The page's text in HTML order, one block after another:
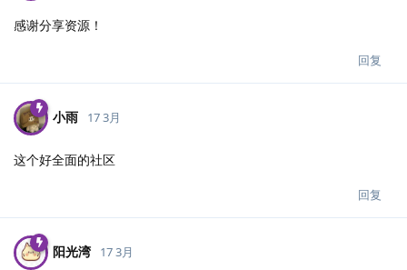
感谢分享资源！
回复
小雨 17 3月
这个好全面的社区
回复
阳光湾 17 3月